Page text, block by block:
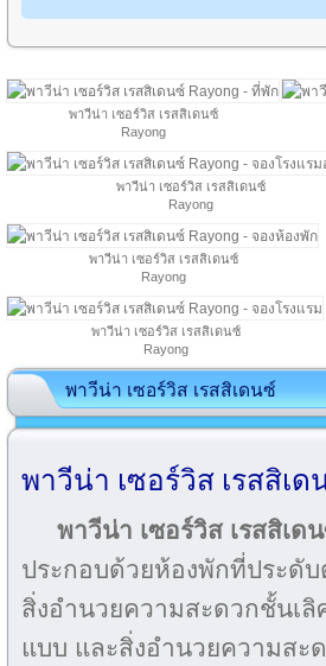
พาวีน่า เซอร์วิส เรสสิเดนซ์
Rayong
พาวีน่า เซอร์วิส เรสสิเดนซ์
Rayong
พาวีน่า เซอร์วิส เรสสิเดนซ์
Rayong
พาวีน่า เซอร์วิส เรสสิเดนซ์
Rayong
พาวีน่า เซอร์วิส เรสสิเดนซ์
พาวีน่า เซอร์วิส เรสสิเด
พาวีน่า เซอร์วิส เรสสิเ
ประกอบด้วยห้องพักที่ประดับ
สิ่งอำนวยความสะดวกชั้นเ
แบบ และสิ่งอำนวยความสะ